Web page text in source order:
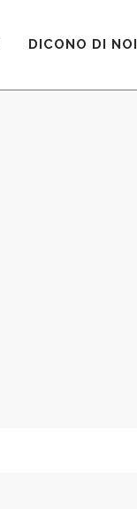
DICONO DI NOI